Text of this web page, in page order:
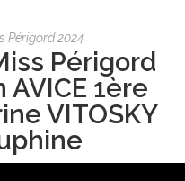
Périgord 2024
Périgord
AVICE 1ère
VITOSKY